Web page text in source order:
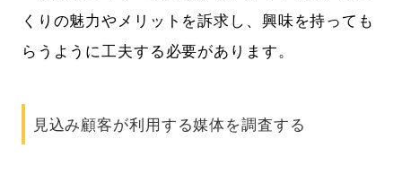
くりの魅力やメリットを訴求し、興味を持っても
らうように工夫する必要があります。
見込み顧客が利用する媒体を調査する